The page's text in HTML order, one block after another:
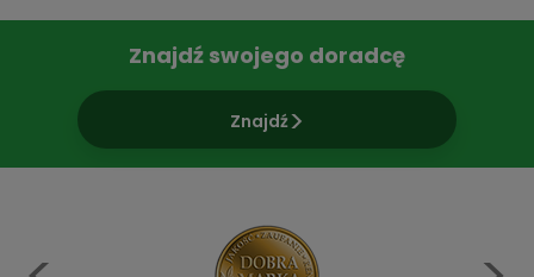
Znajdź swojego doradcę
Znajdź